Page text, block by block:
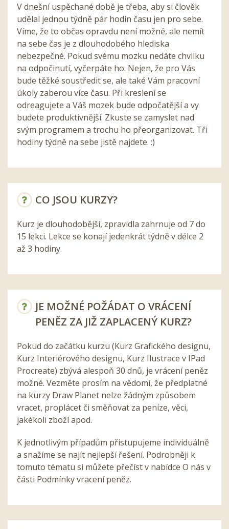
V dnešní uspěchané době je třeba, aby si člověk
udělal jednou týdně pár hodin času jen pro sebe.
Víme, že to občas opravdu není možné, ale nemít
na sebe čas je z dlouhodobého hlediska
nebezpečné. Pokud svému mozku nedáte chvilku
na odpočinutí, vyčerpáte ho. Nejen, že pro Vás
bude těžké soustředit se, ale také Vám pracovní
úkoly zaberou více času. Při kreslení se
odreagujete a Váš mozek bude odpočatější a vy
budete produktivnější. Zkuste se zamyslet nad
svým programem a trochu ho přeorganizovat. Tři
hodiny týdně na sebe jistě najdete. :)
CO JSOU KURZY?
Kurz je dlouhodobější, zpravidla zahrnuje od 7 do
15 lekci. Lekce se konají jedenkrát týdně v délce 2
až 3 hodiny.
JE MOŽNÉ POŽÁDAT O VRÁCENÍ
PENĚZ ZA JIŽ ZAPLACENÝ KURZ?
Pokud do začátku kurzu (Kurz Grafického designu,
Kurz Interiérového designu, Kurz Ilustrace v IPad
Procreate) zbývá alespoň 30 dnů, je vrácení peněz
možné. Vezměte prosím na vědomí, že předplatné
na kurzy Draw Planet nelze žádným způsobem
vracet, proplácet či směňovat za peníze, věci,
jakékoli zboží apod.
K jednotlivým případům přistupujeme individuálně
a snažíme se najít nejlepší řešení. Podrobněji k
tomuto tématu si můžete přečíst v nabídce O nás v
části Podmínky vracení peněz.